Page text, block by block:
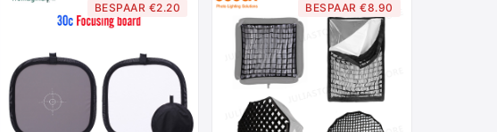
BESPAAR €2.20 BESPAAR €8.90